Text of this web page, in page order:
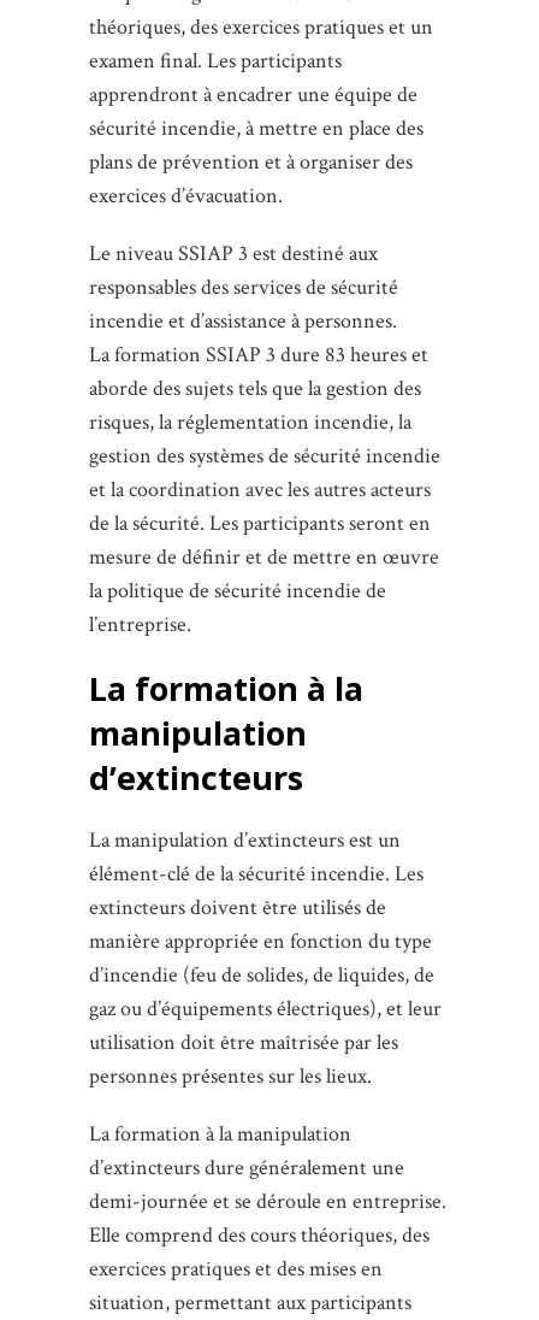
théoriques, des exercices pratiques et un
examen final. Les participants
apprendront à encadrer une équipe de
sécurité incendie, à mettre en place des
plans de prévention et à organiser des
exercices d’évacuation.
Le niveau SSIAP 3 est destiné aux
responsables des services de sécurité
incendie et d’assistance à personnes.
La formation SSIAP 3 dure 83 heures et
aborde des sujets tels que la gestion des
risques, la réglementation incendie, la
gestion des systèmes de sécurité incendie
et la coordination avec les autres acteurs
de la sécurité. Les participants seront en
mesure de définir et de mettre en œuvre
la politique de sécurité incendie de
l’entreprise.
La formation à la
manipulation
d’extincteurs
La manipulation d’extincteurs est un
élément-clé de la sécurité incendie. Les
extincteurs doivent être utilisés de
manière appropriée en fonction du type
d’incendie (feu de solides, de liquides, de
gaz ou d’équipements électriques), et leur
utilisation doit être maîtrisée par les
personnes présentes sur les lieux.
La formation à la manipulation
d’extincteurs dure généralement une
demi-journée et se déroule en entreprise.
Elle comprend des cours théoriques, des
exercices pratiques et des mises en
situation, permettant aux participants